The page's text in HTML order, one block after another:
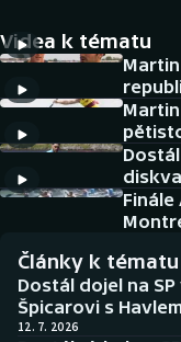
Cyklistika
DALŠÍ SPORTY
Americký fotbal
Baseball a softbal
Basketbal
Biatlon
NEPŘEHLÉDNĚTE
Historické návraty
Aplikace ČT sport
Videa k tématu
Finále
Články k tématu
Dostál dojel na
Špicarovi s
12. 7. 2026